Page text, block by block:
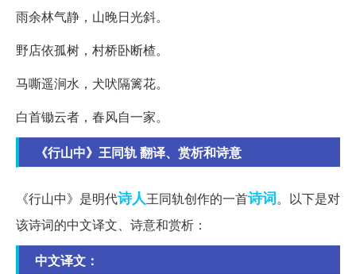
雨余林气静，山晚日光斜。
野店依孤树，村桥卧断楂。
马嘶遥涧水，犬吠隔篱花。
白首锄云者，春风自一家。
《行山中》王同轨 翻译、赏析和诗意
《行山中》是明代诗人王同轨创作的一首诗词。以下是对
该诗词的中文译文、诗意和赏析：
中文译文：